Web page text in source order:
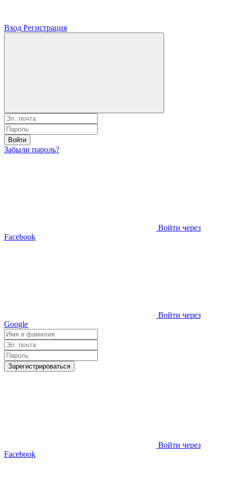
Вход Регистрация
Войти
Забыли пароль?
Войти через
Facebook
Войти через
Google
Зарегистрироваться
Войти через
Facebook